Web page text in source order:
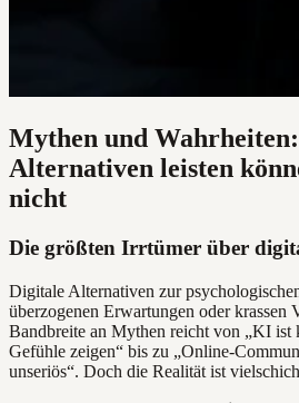
Mythen und
Alternativen leisten
nicht
Die größten Irrtümer über
Digitale Alternativen zur
überzogenen Erwartungen oder krassen
Bandbreite an Mythen reicht von „KI ist
Gefühle zeigen“ bis zu „Online-
unseriös“. Doch die Realität ist